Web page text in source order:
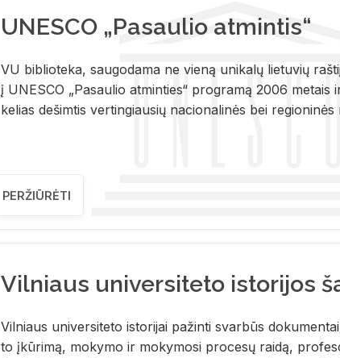
UNESCO „Pasaulio atmintis“
VU biblioteka, saugodama ne vieną unikalų lietuvių
į UNESCO „Pasaulio atminties“ programą 2006 metais
kelias dešimtis vertingiausių nacionalinės bei regioninės
PERŽIŪRĖTI
Vilniaus universiteto istorijos
Vil­niaus uni­ver­si­te­to is­to­ri­jai pa­žin­ti svar­būs
to įkū­ri­mą, mo­ky­mo ir mo­ky­mo­si pro­ce­sų rai­dą,